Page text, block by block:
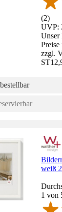
(2)
UVP:
zzgl.
ST
weiß
1 von